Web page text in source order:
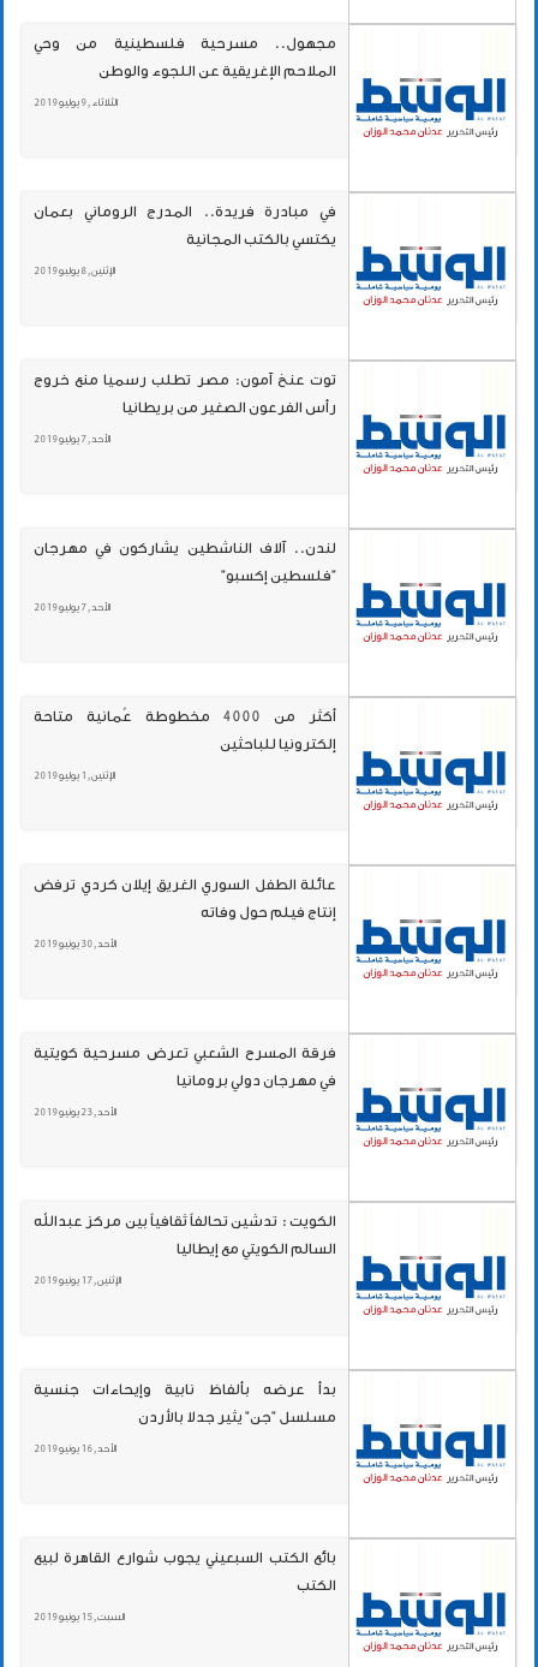
مجهول.. مسرحية فلسطينية من وحي
الملاحم الإغريقية عن اللجوء والوطن
الثلاثاء , 9 يوليو 2019
في مبادرة فريدة.. المدرج الروماني بعمان
يكتسي بالكتب المجانية
الإثنين , 8 يوليو 2019
توت عنخ آمون: مصر تطلب رسميا منع خروج
رأس الفرعون الصغير من بريطانيا
الأحد , 7 يوليو 2019
لندن.. آلاف الناشطين يشاركون في مهرجان
"فلسطين إكسبو"
الأحد , 7 يوليو 2019
أكثر من 4000 مخطوطة عُمانية متاحة
إلكترونيا للباحثين
الإثنين , 1 يوليو 2019
عائلة الطفل السوري الغريق إيلان كردي ترفض
إنتاج فيلم حول وفاته
الأحد , 30 يونيو 2019
فرقة المسرح الشعبي تعرض مسرحية كويتية
في مهرجان دولي برومانيا
الأحد , 23 يونيو 2019
الكويت : تدشين تحالفاً ثقافياً بين مركز عبدالله
السالم الكويتي مع إيطاليا
الإثنين , 17 يونيو 2019
بدأ عرضه بألفاظ نابية وإيحاءات جنسية
مسلسل "جن" يثير جدلا بالأردن
الأحد , 16 يونيو 2019
بائع الكتب السبعيني يجوب شوارع القاهرة لبيع
الكتب
السبت , 15 يونيو 2019